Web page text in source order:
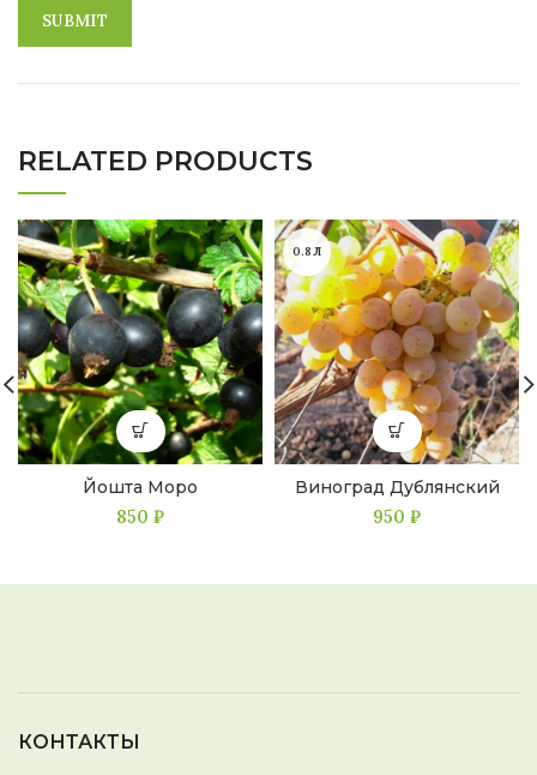
RELATED PRODUCTS
Йошта Моро
850 ₽
0.8Л
Виноград Дублянский
950 ₽
КОНТАКТЫ